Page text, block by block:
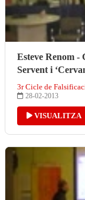
Esteve Renom -
Servent i
3r Cicle de
28-02-2013
VISUALITZA